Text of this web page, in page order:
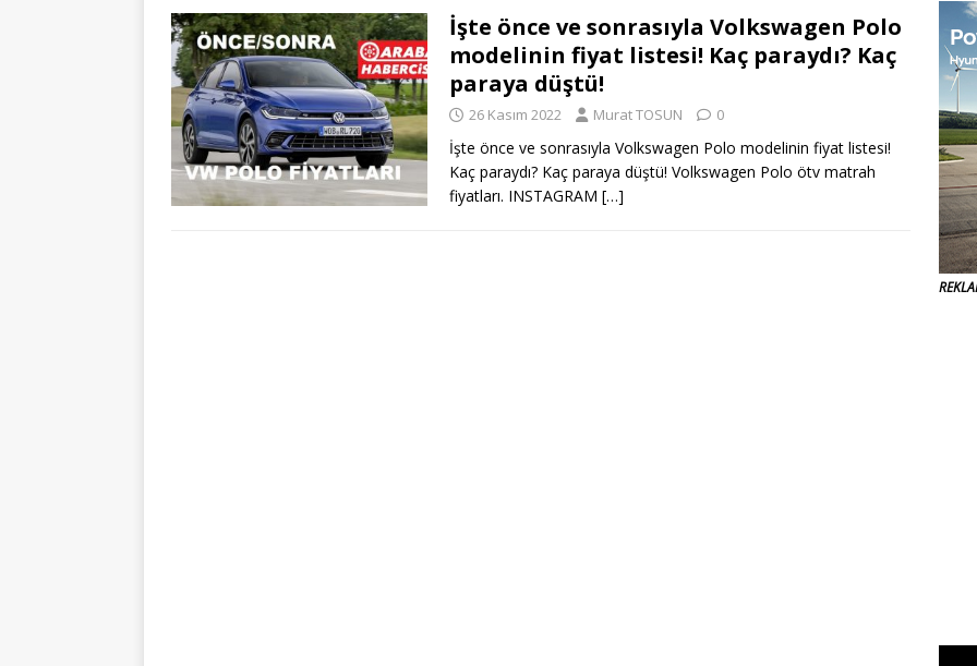
İşte önce ve sonrasıyla Volkswagen Polo
modelinin fiyat listesi! Kaç paraydı? Kaç
paraya düştü!
26 Kasım 2022 Murat TOSUN 0
İşte önce ve sonrasıyla Volkswagen Polo modelinin fiyat listesi!
Kaç paraydı? Kaç paraya düştü! Volkswagen Polo ötv matrah
fiyatları. INSTAGRAM […]